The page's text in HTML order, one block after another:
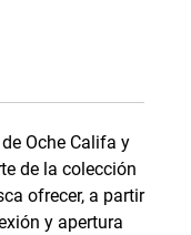
Oche Califa y
de la colección
ofrecer, a partir
y apertura